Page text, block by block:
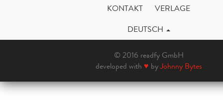
KONTAKT
VERLAGE
DEUTSCH
© 2016 readfy GmbH
developed with ♥ byJohnny Bytes